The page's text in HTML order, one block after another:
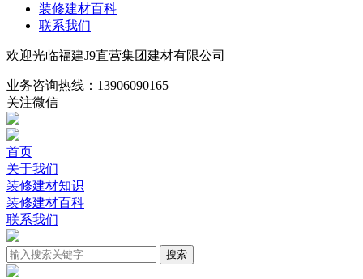
装修建材百科
联系我们
欢迎光临福建J9直营集团建材有限公司
业务咨询热线： 13906090165
关注微信
首页
关于我们
装修建材知识
装修建材百科
联系我们